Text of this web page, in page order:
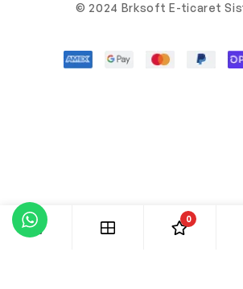
© 2024 Brksoft E-ticaret
0